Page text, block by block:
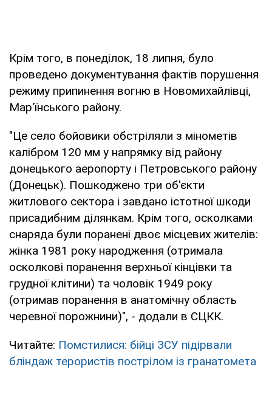
Крім того, в понеділок, 18 липня, було
проведено документування фактів порушення
режиму припинення вогню в Новомихайлівці,
Мар'їнського району.
"Це село бойовики обстріляли з мінометів
калібром 120 мм у напрямку від району
донецького аеропорту і Петровського району
(Донецьк). Пошкоджено три об'єкти
житлового сектора і завдано істотної шкоди
присадибним ділянкам. Крім того, осколками
снаряда були поранені двоє місцевих жителів:
жінка 1981 року народження (отримала
осколкові поранення верхньої кінцівки та
грудної клітини) та чоловік 1949 року
(отримав поранення в анатомічну область
черевної порожнини)", - додали в СЦКК.
Читайте: Помстилися: бійці ЗСУ підірвали
бліндаж терористів пострілом із гранатомета